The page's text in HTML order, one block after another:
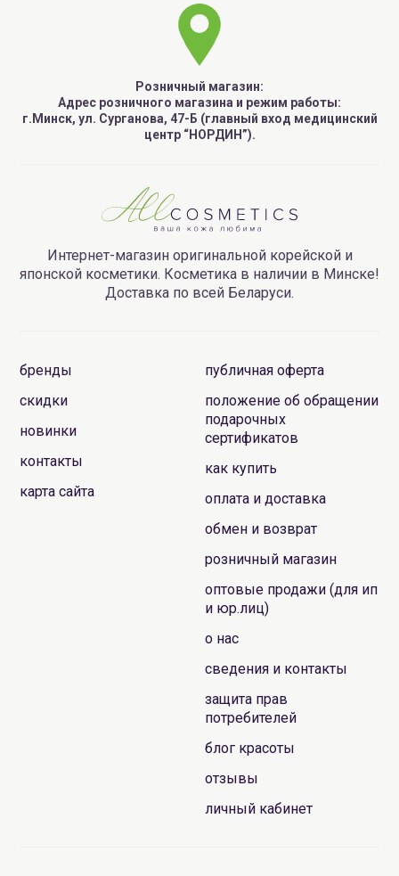
Розничный магазин:
Адрес розничного магазина и режим работы:
г.Минск, ул. Сурганова, 47-Б (главный вход медицинский
центр “НОРДИН”).
Интернет-магазин оригинальной корейской и
японской косметики. Косметика в наличии в Минске!
Доставка по всей Беларуси.
бренды
скидки
новинки
контакты
карта сайта
публичная оферта
положение об обращении
подарочных
сертификатов
как купить
оплата и доставка
обмен и возврат
розничный магазин
оптовые продажи (для ип
и юр.лиц)
о нас
сведения и контакты
защита прав
потребителей
блог красоты
отзывы
личный кабинет